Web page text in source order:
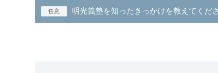
任意 明光義塾を知ったきっかけを教えてくだ